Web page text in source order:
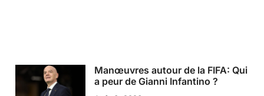
Manœuvres autour de la FIFA: Qui
a peur de Gianni Infantino ?